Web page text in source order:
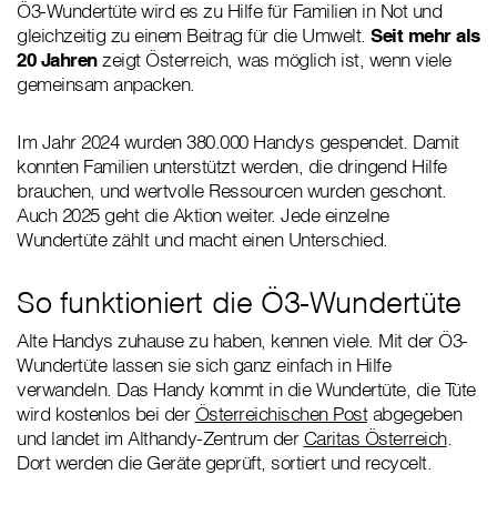
Ö3-Wundertüte wird es zu Hilfe für Familien in Not und
gleichzeitig zu einem Beitrag für die Umwelt. Seit mehr als
20 Jahrenzeigt Österreich, was möglich ist, wenn viele
gemeinsam anpacken.
Im Jahr 2024 wurden 380.000 Handys gespendet. Damit
konnten Familien unterstützt werden, die dringend Hilfe
brauchen, und wertvolle Ressourcen wurden geschont.
Auch 2025 geht die Aktion weiter. Jede einzelne
Wundertüte zählt und macht einen Unterschied.
So funktioniert die Ö3-Wundertüte
Alte Handys zuhause zu haben, kennen viele. Mit der Ö3-
Wundertüte lassen sie sich ganz einfach in Hilfe
verwandeln. Das Handy kommt in die Wundertüte, die Tüte
wird kostenlos bei der Österreichischen Postabgegeben
und landet im Althandy-Zentrum derCaritas Österreich.
Dort werden die Geräte geprüft, sortiert und recycelt.